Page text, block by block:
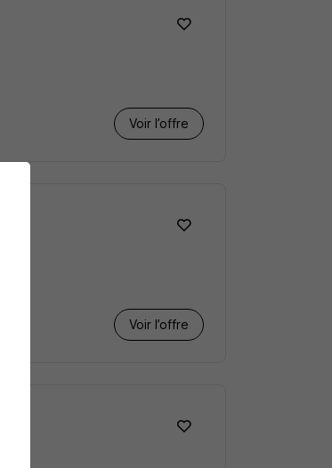
Voir l’offre
Voir l’offre